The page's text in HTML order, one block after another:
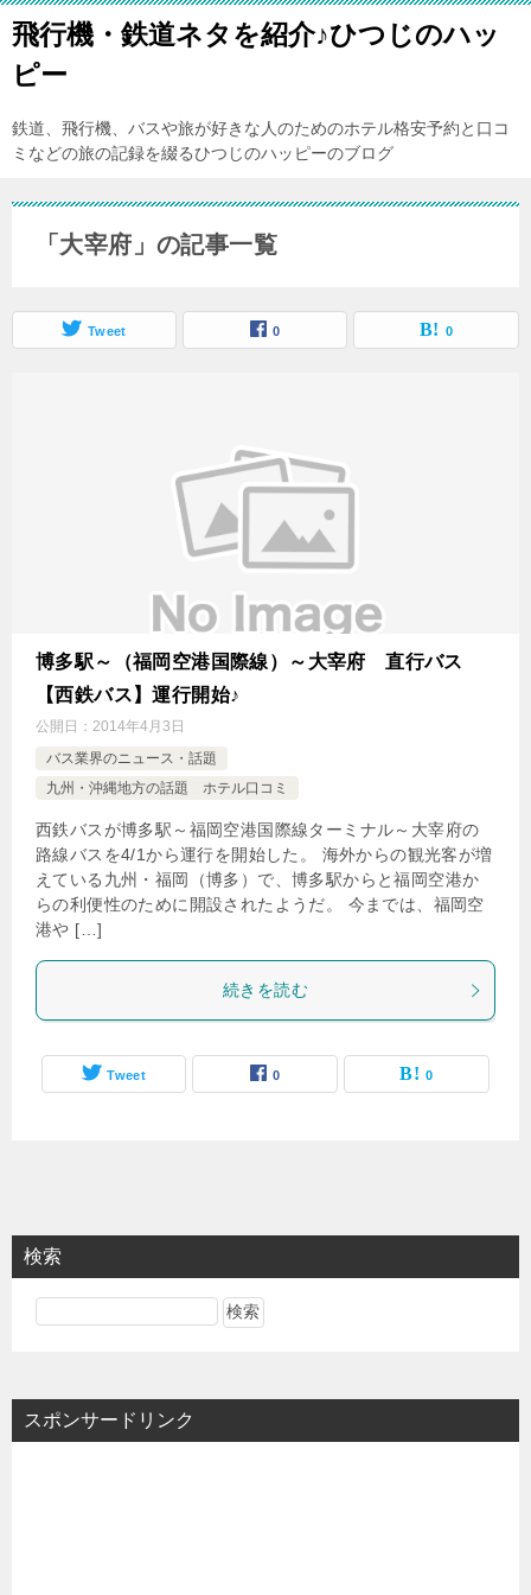
飛行機・鉄道ネタを紹介♪ひつじのハッ
ピー
鉄道、飛行機、バスや旅が好きな人のためのホテル格安予約と口コ
ミなどの旅の記録を綴るひつじのハッピーのブログ
「大宰府」の記事一覧
Tweet 0 0
博多駅～（福岡空港国際線）～大宰府 直行バス
【西鉄バス】運行開始♪
公開日： 2014年4月3日
バス業界のニュース・話題
九州・沖縄地方の話題 ホテル口コミ
西鉄バスが博多駅～福岡空港国際線ターミナル～大宰府の
路線バスを4/1から運行を開始した。 海外からの観光客が増
えている九州・福岡（博多）で、博多駅からと福岡空港か
らの利便性のために開設されたようだ。 今までは、福岡空
港や […]
続きを読む
Tweet 0 0
検索
スポンサードリンク